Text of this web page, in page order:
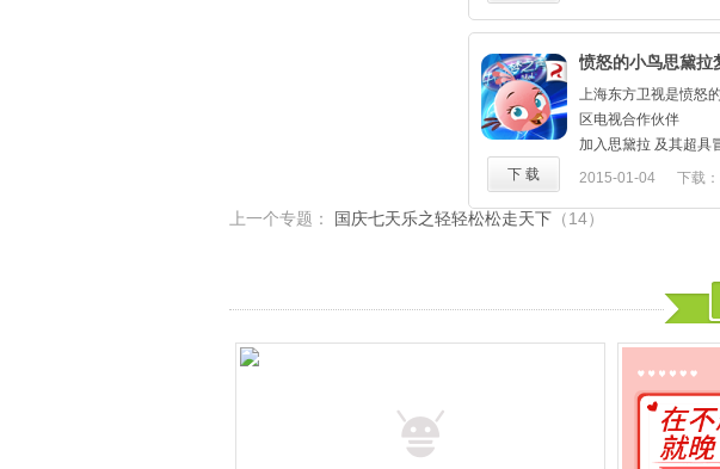
影蜘蛛侠、钢铁蜘蛛
- 收集、融合并升级
的优势，你还可以派
动”任务！
- 全新蜘蛛侠角色陆续
在游戏性上面。玩家
坏」两件事，但是透
市，但是若再加上玩
都市都一样能够实现
个世界！
游戏特点：
全部随机的世界
能够建造出你所想象
通过WiFi与好友进行
在自己的手机上保存
愤怒的小鸟思黛
上海东方卫视是愤怒
区电视合作伙伴
加入思黛拉 及其超具
守卫黄金岛，击退贪
奇的超能力，并玩
铁，且各有很强的个
好的朋友...经得住时
但是现在这些勇敢的
战，从坏公主盖雅手
了他们的剪贴薄，并
这是一款全新的基于
情的准备了吗！
2015-01-04 下载
下 载
上一个专题： 国庆七天乐之轻轻松松走天下 （14）